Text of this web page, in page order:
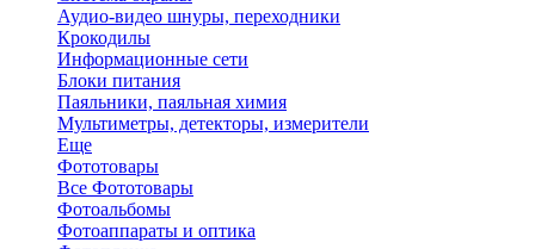
Аудио-видео шнуры, переходники
Крокодилы
Информационные сети
Блоки питания
Паяльники, паяльная химия
Мультиметры, детекторы, измерители
Еще
Фототовары
Все Фототовары
Фотоальбомы
Фотоаппараты и оптика